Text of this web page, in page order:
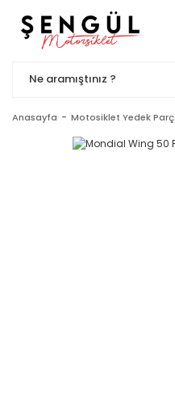
Anasayfa Motosiklet Yedek